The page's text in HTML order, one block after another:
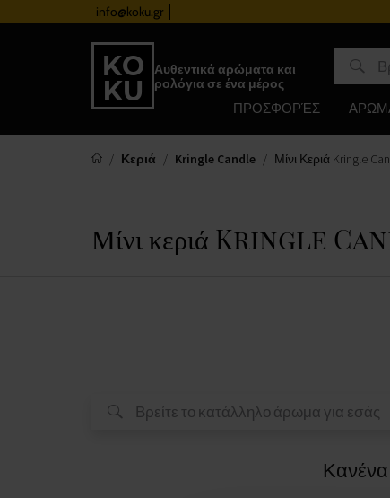
info@koku.gr
Αυθεντικά αρώματα και
ρολόγια σε ένα μέρος
ΠΡΟΣΦΟΡΈΣ
Κεριά Kringle Candle Μίνι Κεριά Kringle
Μίνι κεριά Kringle
Κανένα